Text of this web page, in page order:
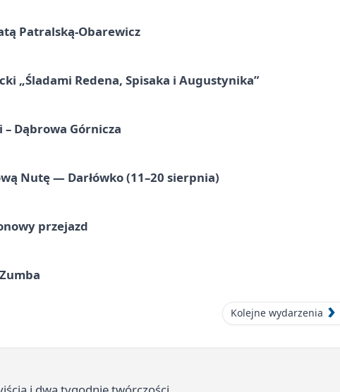
Patralską-Obarewicz
„Śladami Redena, Spisaka i Augustynika”
Dąbrowa Górnicza
Nutę — Darłówko (11–20 sierpnia)
przejazd
Kolejne wydarzenia